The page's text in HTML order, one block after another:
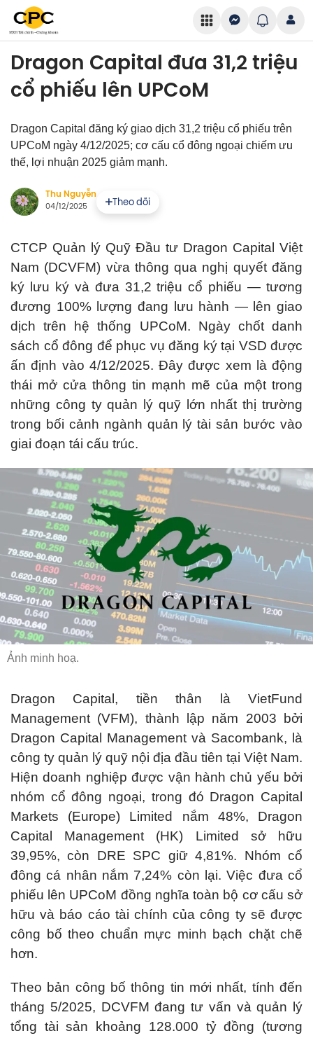
Dragon Capital đưa 31,2 triệu
cổ phiếu lên UPCoM
Dragon Capital đăng ký giao dịch 31,2 triệu cổ phiếu trên
UPCoM ngày 4/12/2025; cơ cấu cổ đông ngoại chiếm ưu
thế, lợi nhuận 2025 giảm mạnh.
Thu Nguyễn
04/12/2025 Theo dõi
CTCP Quản lý Quỹ Đầu tư Dragon Capital Việt
Nam (DCVFM) vừa thông qua nghị quyết đăng
ký lưu ký và đưa 31,2 triệu cổ phiếu — tương
đương 100% lượng đang lưu hành — lên giao
dịch trên hệ thống UPCoM. Ngày chốt danh
sách cổ đông để phục vụ đăng ký tại VSD được
ấn định vào 4/12/2025. Đây được xem là động
thái mở cửa thông tin mạnh mẽ của một trong
những công ty quản lý quỹ lớn nhất thị trường
trong bối cảnh ngành quản lý tài sản bước vào
giai đoạn tái cấu trúc.
Ảnh minh hoạ.
Dragon Capital, tiền thân là VietFund
Management (VFM), thành lập năm 2003 bởi
Dragon Capital Management và Sacombank, là
công ty quản lý quỹ nội địa đầu tiên tại Việt Nam.
Hiện doanh nghiệp được vận hành chủ yếu bởi
nhóm cổ đông ngoại, trong đó Dragon Capital
Markets (Europe) Limited nắm 48%, Dragon
Capital Management (HK) Limited sở hữu
39,95%, còn DRE SPC giữ 4,81%. Nhóm cổ
đông cá nhân nắm 7,24% còn lại. Việc đưa cổ
phiếu lên UPCoM đồng nghĩa toàn bộ cơ cấu sở
hữu và báo cáo tài chính của công ty sẽ được
công bố theo chuẩn mực minh bạch chặt chẽ
hơn.
Theo bản công bố thông tin mới nhất, tính đến
tháng 5/2025, DCVFM đang tư vấn và quản lý
tổng tài sản khoảng 128.000 tỷ đồng (tương